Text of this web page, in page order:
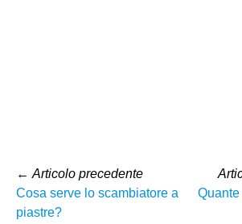
← Articolo precedente
Cosa serve lo scambiatore a
piastre?